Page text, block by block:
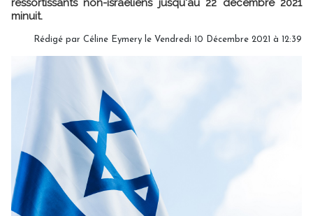
minuit.
Rédigé par Céline Eymery le Vendredi 10 Décembre 2021 à 12:39